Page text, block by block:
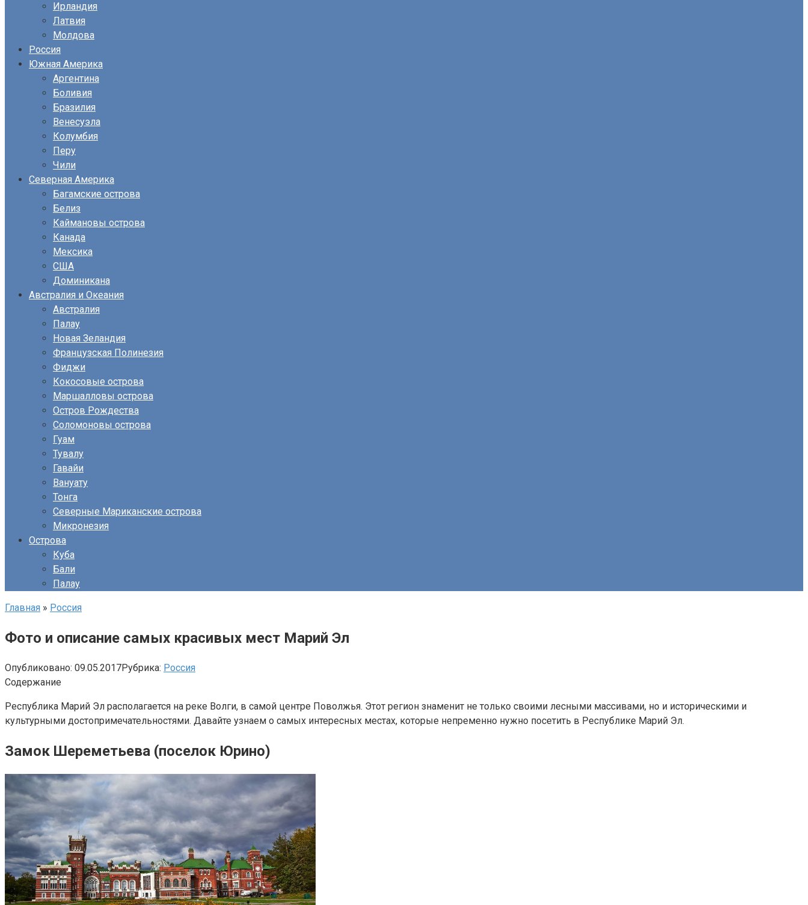
Ирландия
Латвия
Молдова
Россия
Южная Америка
Аргентина
Боливия
Бразилия
Венесуэла
Колумбия
Перу
Чили
Северная Америка
Багамские острова
Белиз
Каймановы острова
Канада
Мексика
США
Доминикана
Австралия и Океания
Австралия
Палау
Новая Зеландия
Французская Полинезия
Фиджи
Кокосовые острова
Маршалловы острова
Остров Рождества
Соломоновы острова
Гуам
Тувалу
Гавайи
Вануату
Тонга
Северные Мариканские острова
Микронезия
Острова
Куба
Бали
Палау
Главная » Россия
Фото и описание самых красивых мест Марий Эл
Опубликовано: 09.05.2017Рубрика: Россия
Содержание
Республика Марий Эл располагается на реке Волги, в самой центре Поволжья. Этот регион знаменит не только своими лесными массивами, но и историческими и
культурными достопримечательностями. Давайте узнаем о самых интересных местах, которые непременно нужно посетить в Республике Марий Эл.
Замок Шереметьева (поселок Юрино)